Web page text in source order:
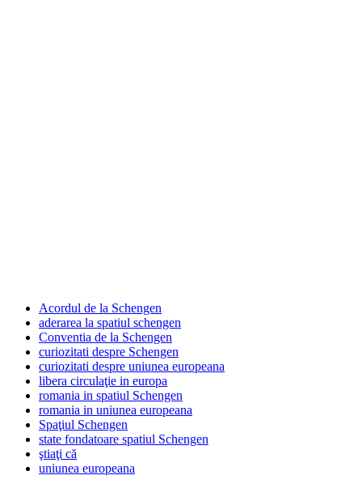
Acordul de la Schengen
aderarea la spatiul schengen
Conventia de la Schengen
curiozitati despre Schengen
curiozitati despre uniunea europeana
libera circulaţie in europa
romania in spatiul Schengen
romania in uniunea europeana
Spaţiul Schengen
state fondatoare spatiul Schengen
ştiaţi că
uniunea europeana